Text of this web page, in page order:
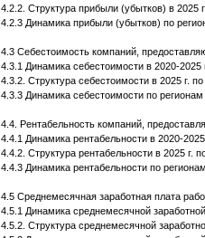
4.2.2. Структура прибыли (убытков) в
4.2.3 Динамика прибыли (убытков) по
4.3 Себестоимость компаний,
4.3.1 Динамика себестоимости в 2020-2025
4.3.2. Структура себестоимости в 2025 г.
4.3.3 Динамика себестоимости по
4.4. Рентабельность компаний,
4.4.1 Динамика рентабельности в 2020-2025
4.4.2. Структура рентабельности в 2025 г.
4.4.3 Динамика рентабельности по
4.5 Среднемесячная заработная плата
4.5.1 Динамика среднемесячной
4.5.2. Структура среднемесячной